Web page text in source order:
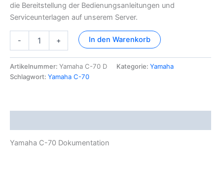
die Bereitstellung der Bedienungsanleitungen und
Serviceunterlagen auf unserem Server.
-
Dokumentation
Menge
+ In den Warenkorb
Artikelnummer: Yamaha C-70 D Kategorie: Yamaha
Schlagwort: Yamaha C-70
Yamaha C-70 Dokumentation